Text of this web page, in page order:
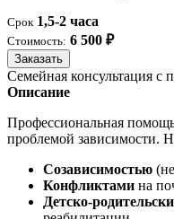
Срок 1,5-2 часа
Стоимость: 6 500 ₽
Заказать
Семейная консультация с
Описание
Профессиональная
проблемой зависимости.
Созависимостью
Конфликтами на
Детско-